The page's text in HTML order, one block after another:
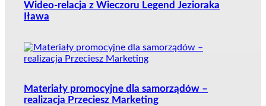
Wideo-relacja z Wieczoru Legend Jezioraka
Iława
Materiały promocyjne dla samorządów –
realizacja Przeciesz Marketing